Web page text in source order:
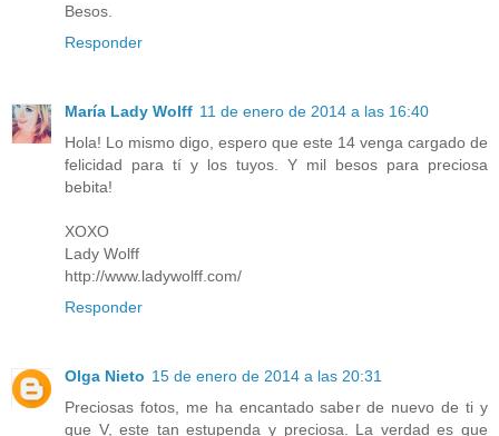
Besos.
Responder
María Lady Wolff 11 de enero de 2014 a las 16:40
Hola! Lo mismo digo, espero que este 14 venga cargado de
felicidad para tí y los tuyos. Y mil besos para preciosa
bebita!
XOXO
Lady Wolff
http://www.ladywolff.com/
Responder
Olga Nieto 15 de enero de 2014 a las 20:31
Preciosas fotos, me ha encantado saber de nuevo de ti y
que V, este tan estupenda y preciosa. La verdad es que